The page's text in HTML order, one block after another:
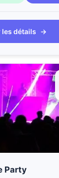
les détails →
Party